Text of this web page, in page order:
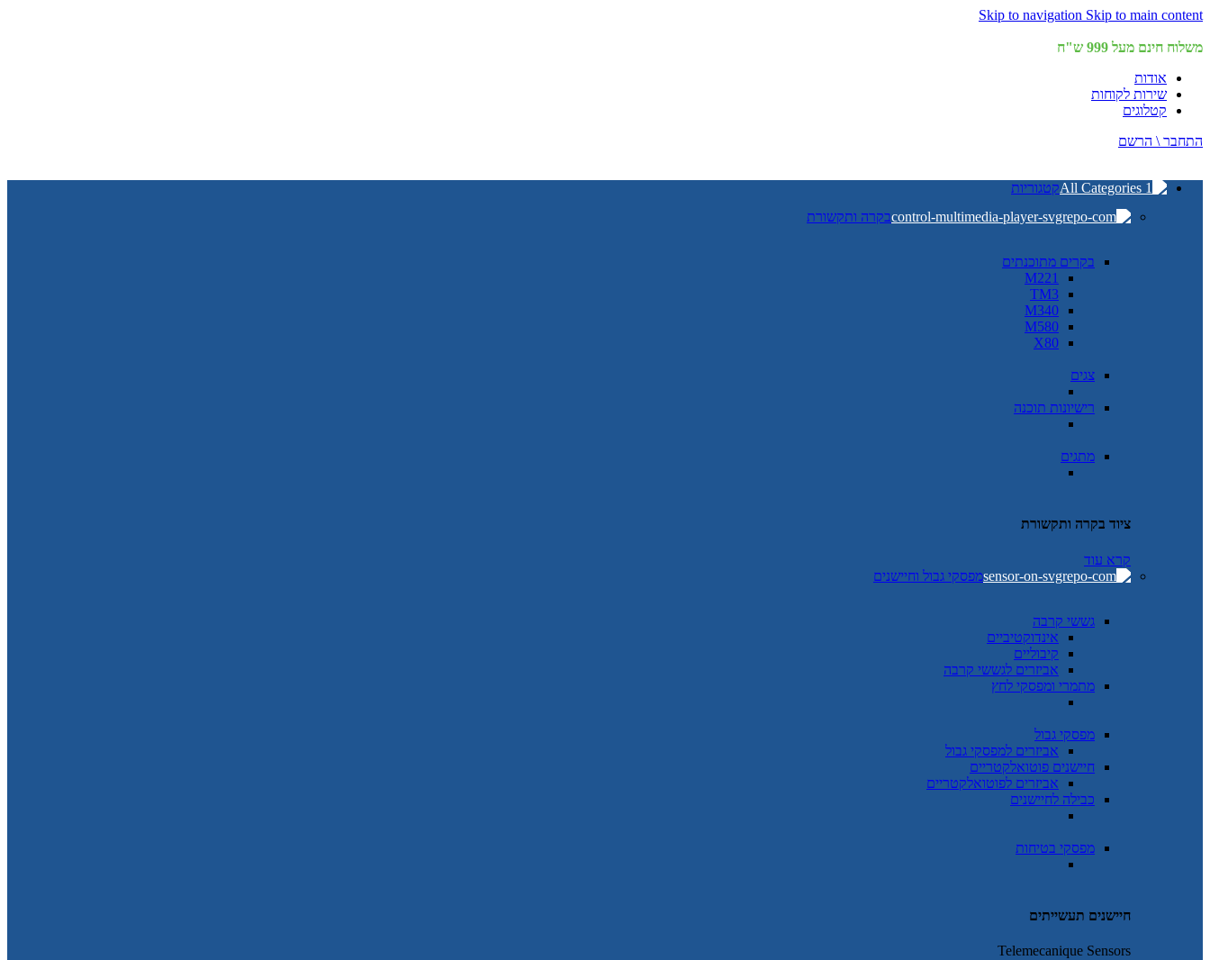
Skip to navigation Skip to main content
משלוח חינם מעל 999 ש"ח
אודות
שירות לקוחות
קטלוגים
התחבר \ הרשם
קטגוריות
בקרה ותקשורת
בקרים מתוכנתים
M221
TM3
M340
M580
X80
צגים
רישיונות תוכנה
מתגים
ציוד בקרה ותקשורת
קרא עוד
מפסקי גבול וחיישנים
גששי קרבה
אינדוקטיביים
קיבוליים
אביזרים לגששי קרבה
מתמרי ומפסקי לחץ
מפסקי גבול
אביזרים למפסקי גבול
חיישנים פוטואלקטריים
אביזרים לפוטואלקטריים
כבילה לחיישנים
מפסקי בטיחות
חיישנים תעשייתים
Telemecanique Sensors